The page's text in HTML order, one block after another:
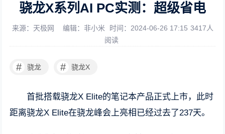
骁龙X系列AI PC实测：超级省电
来源：天极网 编辑：非小米 时间：2024-06-26 17:15 3417人
阅读
# 骁龙 # 骁龙X
首批搭载骁龙X Elite的笔记本产品正式上市，此时
距离骁龙X Elite在骁龙峰会上亮相已经过去了237天。